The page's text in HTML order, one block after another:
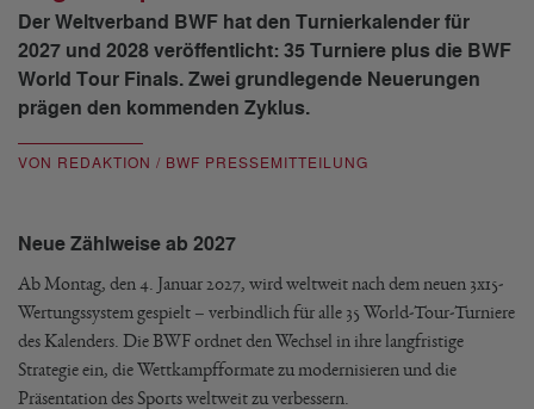
Der Weltverband BWF hat den Turnierkalender für
2027 und 2028 veröffentlicht: 35 Turniere plus die BWF
World Tour Finals. Zwei grundlegende Neuerungen
prägen den kommenden Zyklus.
VON REDAKTION / BWF PRESSEMITTEILUNG
Neue Zählweise ab 2027
Ab Montag, den 4. Januar 2027, wird weltweit nach dem neuen 3x15-
Wertungssystem gespielt – verbindlich für alle 35 World-Tour-Turniere
des Kalenders. Die BWF ordnet den Wechsel in ihre langfristige
Strategie ein, die Wettkampfformate zu modernisieren und die
Präsentation des Sports weltweit zu verbessern.